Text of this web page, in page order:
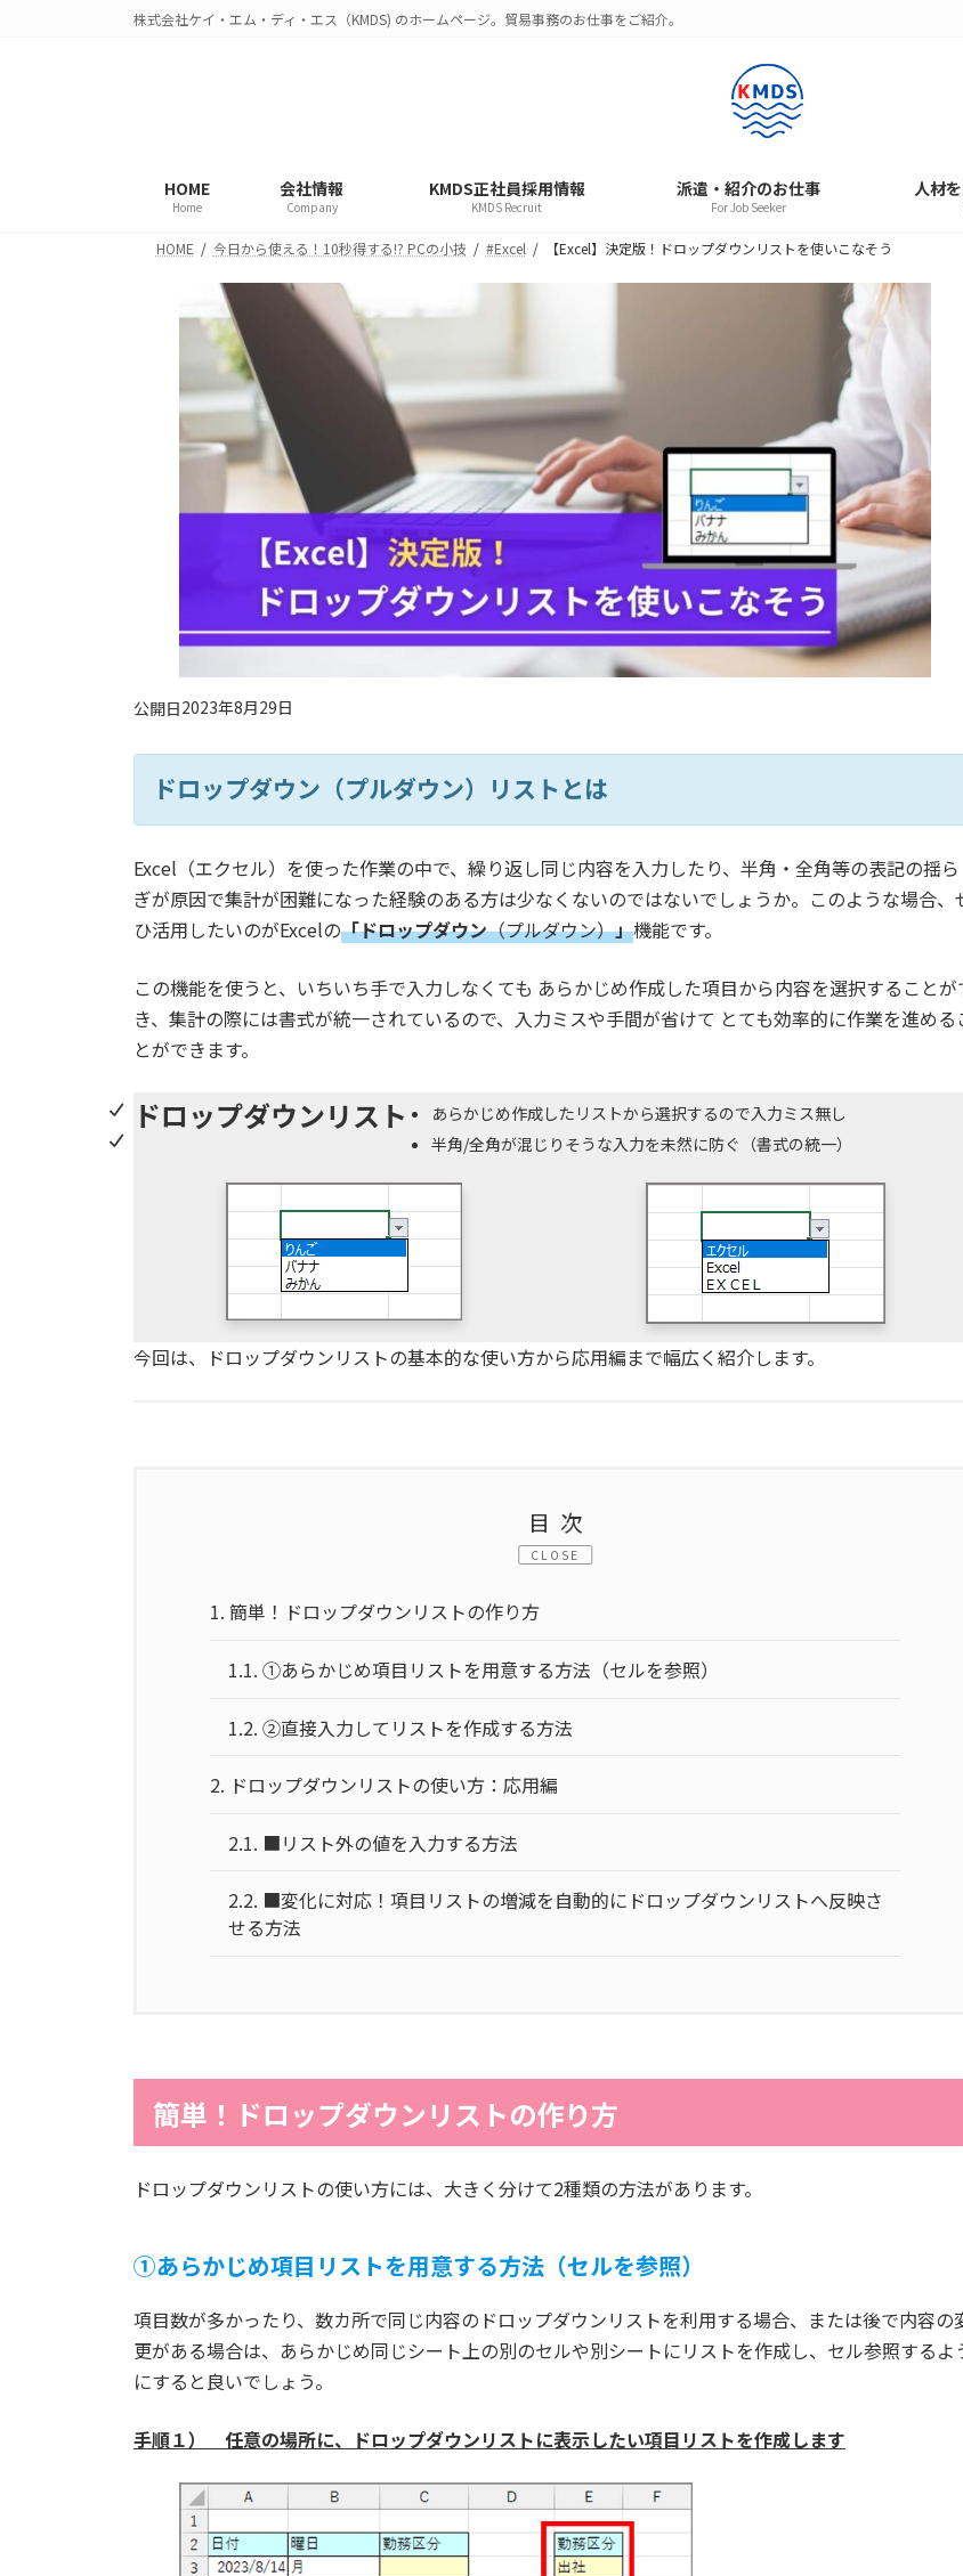
株式会社ケイ・エム・ディ・エス（KMDS) のホームページ。貿易事務のお仕事をご紹介。
HOME
Home
会社情報
Company
KMDS正社員採用情報
KMDS Recruit
派遣・紹介のお仕事
For Job Seeker
人材
HOME 今日から使える！10秒得する!? PCの小技 #Excel 【Excel】決定版！ドロップダウンリストを使いこなそう
公開日2023年8月29日
ドロップダウン （プルダウン） リストとは
Excel（エクセル）を使った作業の中で、繰り返し同じ内容を入力したり、半角・全角等の表記の揺ら
ぎが原因で集計が困難になった経験のある方は少なくないのではないでしょうか。このような場合、
ひ活用したいのがExcelの「ドロップダウン（プルダウン）」機能です。
この機能を使うと、いちいち手で入力しなくても あらかじめ作成した項目から内容を選択することが
き、集計の際には書式が統一されているので、入力ミスや手間が省けて とても効率的に作業を進める
とができます。
ドロップダウンリスト
あらかじめ作成したリストから選択するので入力ミス無し
半角/全角が混じりそうな入力を未然に防ぐ（書式の統一）
今回は、ドロップダウンリストの基本的な使い方から応用編まで幅広く紹介します。
目次
CLOSE
1. 簡単！ドロップダウンリストの作り方
1.1. ①あらかじめ項目リストを用意する方法（セルを参照）
1.2. ②直接入力してリストを作成する方法
2. ドロップダウンリストの使い方：応用編
2.1. ■リスト外の値を入力する方法
2.2. ■変化に対応！項目リストの増減を自動的にドロップダウンリストへ反映さ
せる方法
簡単！ドロップダウンリストの作り方
ドロップダウンリストの使い方には、大きく分けて2種類の方法があります。
①あらかじめ項目リストを用意する方法（セルを参照）
項目数が多かったり、数カ所で同じ内容のドロップダウンリストを利用する場合、または後で内容の
更がある場合は、あらかじめ同じシート上の別のセルや別シートにリストを作成し、セル参照するよ
にすると良いでしょう。
手順１） 任意の場所に、ドロップダウンリストに表示したい項目リストを作成します